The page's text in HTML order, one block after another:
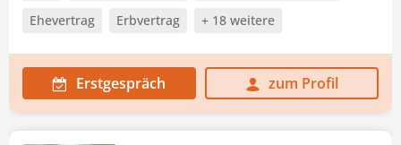
Ehevertrag
Erbvertrag + 18 weitere
Erstgespräch zum Profil